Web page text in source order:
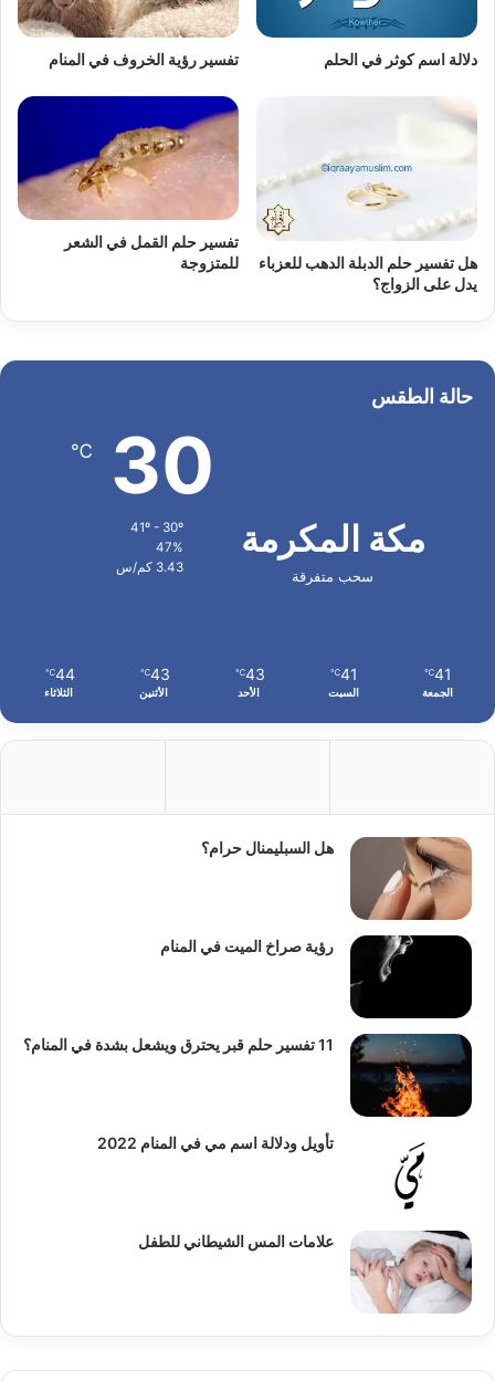
دلالة اسم كوثر في الحلم تفسير رؤية الخروف في المنام
هل تفسير حلم الدبلة الدهب للعزباء
يدل على الزواج؟
تفسير حلم القمل في الشعر
للمتزوجة
حالة الطقس
مكة المكرمة
سحب متفرقة
30
℃
41º - 30º
47%
3.43 كم/س
41
℃
الجمعة
41
℃
السبت
43
℃
الأحد
43
℃
الأثنين
44
℃
الثلاثاء
هل السبليمنال حرام؟
رؤية صراخ الميت في المنام
11 تفسير حلم قبر يحترق ويشعل بشدة في المنام؟
تأويل ودلالة اسم مي في المنام 2022
علامات المس الشيطاني للطفل